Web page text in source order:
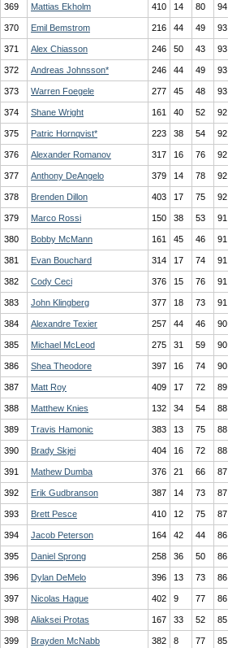
369 Mattias Ekholm 410 14 80 94
370 Emil Bemstrom 216 44 49 93
371 Alex Chiasson 246 50 43 93
372 Andreas Johnsson* 246 44 49 93
373 Warren Foegele 277 45 48 93
374 Shane Wright 161 40 52 92
375 Patric Hornqvist* 223 38 54 92
376 Alexander Romanov 317 16 76 92
377 Anthony DeAngelo 379 14 78 92
378 Brenden Dillon 403 17 75 92
379 Marco Rossi 150 38 53 91
380 Bobby McMann 161 45 46 91
381 Evan Bouchard 314 17 74 91
382 Cody Ceci 376 15 76 91
383 John Klingberg 377 18 73 91
384 Alexandre Texier 257 44 46 90
385 Michael McLeod 275 31 59 90
386 Shea Theodore 397 16 74 90
387 Matt Roy 409 17 72 89
388 Matthew Knies 132 34 54 88
389 Travis Hamonic 383 13 75 88
390 Brady Skjei 404 16 72 88
391 Mathew Dumba 376 21 66 87
392 Erik Gudbranson 387 14 73 87
393 Brett Pesce 410 12 75 87
394 Jacob Peterson 164 42 44 86
395 Daniel Sprong 258 36 50 86
396 Dylan DeMelo 396 13 73 86
397 Nicolas Hague 402 9 77 86
398 Aliaksei Protas 167 33 52 85
399 Brayden McNabb 382 8 77 85